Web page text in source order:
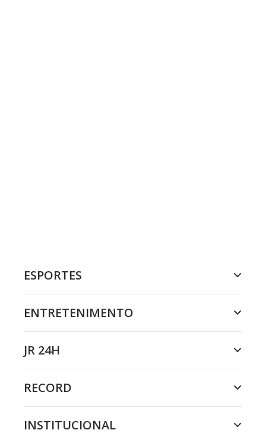
ESPORTES
ENTRETENIMENTO
JR 24H
RECORD
INSTITUCIONAL